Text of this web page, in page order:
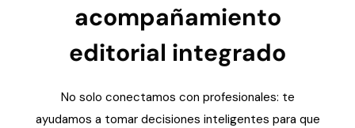
acompañamiento
editorial integrado
No solo conectamos con profesionales: te
ayudamos a tomar decisiones inteligentes para que